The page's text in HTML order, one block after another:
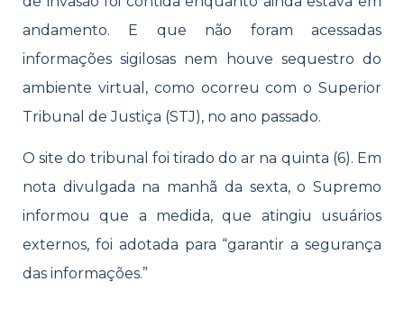
andamento. E que não foram acessadas
informações sigilosas nem houve sequestro do
ambiente virtual, como ocorreu com o Superior
Tribunal de Justiça (STJ), no ano passado.
O site do tribunal foi tirado do ar na quinta (6). Em
nota divulgada na manhã da sexta, o Supremo
informou que a medida, que atingiu usuários
externos, foi adotada para “garantir a segurança
das informações.”